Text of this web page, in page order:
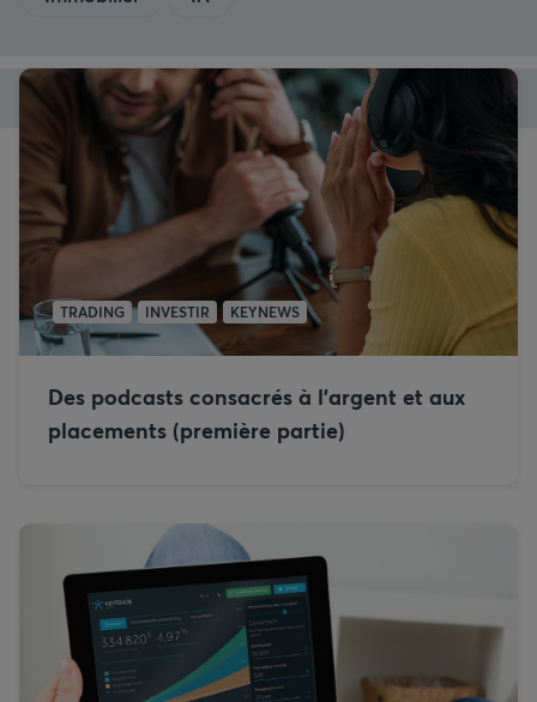
TRADING INVESTIR KEYNEWS
Des podcasts consacrés à l’argent et aux
placements (première partie)